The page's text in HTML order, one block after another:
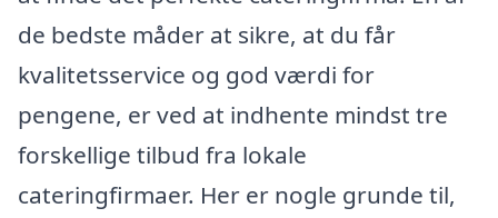
de bedste måder at sikre, at du får
kvalitetsservice og god værdi for
pengene, er ved at indhente mindst tre
forskellige tilbud fra lokale
cateringfirmaer. Her er nogle grunde til,